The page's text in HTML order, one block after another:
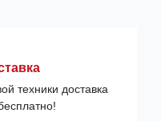
техники доставка